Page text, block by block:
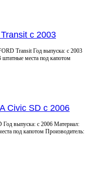
с 2003
Transit Год выпуска: с 2003
места под капотом
Civic SD c 2006
выпуска: с 2006 Материал:
под капотом Производитель: